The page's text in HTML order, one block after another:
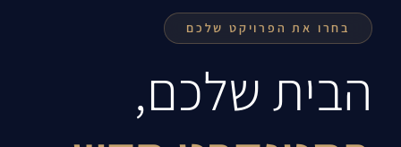
בחרו את הפרויקט שלכם
הבית שלכם,